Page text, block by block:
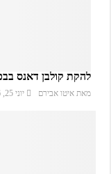
להקת קולבן דאנס
מאת איטו אבירם יוני 25, 2026